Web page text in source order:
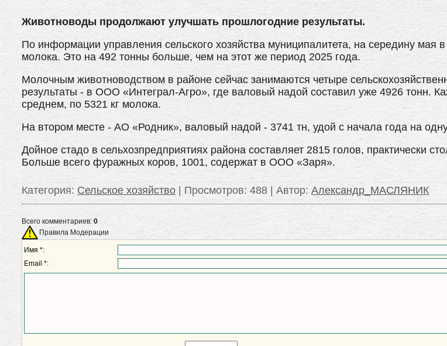
Животноводы продолжают улучшать прошлогодние результаты.
По информации управления сельского хозяйства муниципалитета, на середину мая
молока. Это на 492 тонны больше, чем на этот же период 2025 года.
Молочным животноводством в районе сейчас занимаются четыре
результаты - в ООО «Интеграл-Агро», где валовый надой составил уже 4926 тонн.
среднем, по 5321 кг молока.
На втором месте - АО «Родник», валовый надой - 3741 тн, удой с начала года на одну
Дойное стадо в сельхозпредприятиях района составляет 2815 голов, практически
Больше всего фуражных коров, 1001, содержат в ООО «Заря».
Категория: Сельское хозяйство Просмотров: 488 | Автор: Александр_МАСЛЯНИК
Всего комментариев:0
Правила Модерации
Имя *:
Email *: